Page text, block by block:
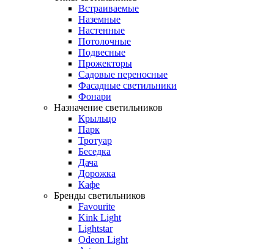
Встраиваемые
Наземные
Настенные
Потолочные
Подвесные
Прожекторы
Садовые переносные
Фасадные светильники
Фонари
Назначение светильников
Крыльцо
Парк
Тротуар
Беседка
Дача
Дорожка
Кафе
Бренды светильников
Favourite
Kink Light
Lightstar
Odeon Light